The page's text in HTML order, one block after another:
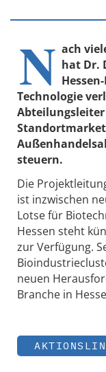
N ach
hat Dr.
Technologie
steuern.
Die
ist inzwischen
Lotse für
Hessen steht
zur Verfügung.
neuen
Branche in